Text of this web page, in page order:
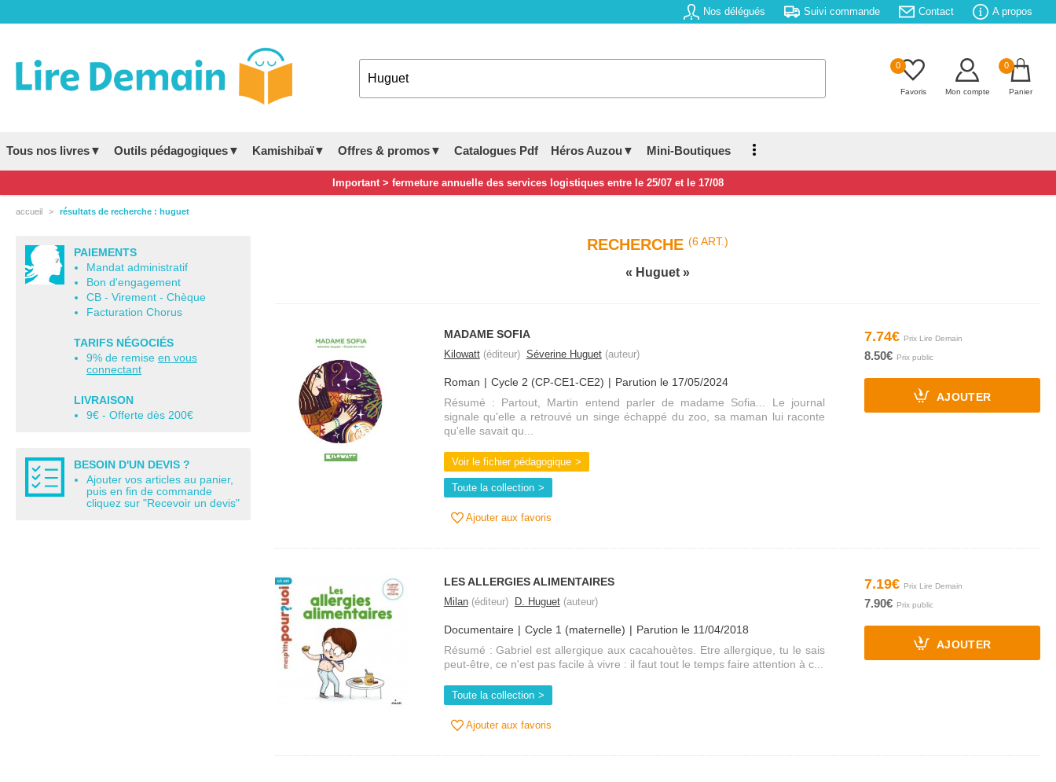
Nos délégués Suivi commande Contact A propos
0
Favoris Mon compte
0
Panier
Tous nos livres▼ Outils pédagogiques▼ Kamishibaï▼ Offres & promos▼ Catalogues Pdf Héros Auzou▼ Mini-Boutiques
Important > fermeture annuelle des services logistiques entre le 25/07 et le 17/08
accueil résultats de recherche : huguet
PAIEMENTS
Mandat administratif
Bon d'engagement
CB - Virement - Chèque
Facturation Chorus
TARIFS NÉGOCIÉS
9% de remise en vous
connectant
LIVRAISON
9€ - Offerte dès 200€
BESOIN D'UN DEVIS ?
Ajouter vos articles au panier,
puis en fin de commande
cliquez sur "Recevoir un devis"
RECHERCHE (6 ART.)
Huguet
MADAME SOFIA
Kilowatt(éditeur) Séverine Huguet(auteur)
Roman Cycle 2 (CP-CE1-CE2)
Parution le 17/05/2024
Résumé : Partout, Martin entend parler de madame Sofia... Le journal
signale qu'elle a retrouvé un singe échappé du zoo, sa maman lui raconte
qu'elle savait qu...
Voir le fichier pédagogique
Toute la collection
Ajouter aux favoris
7.74€
8.50€
AJOUTER
LES ALLERGIES ALIMENTAIRES
Milan(éditeur) D. Huguet(auteur)
Documentaire Cycle 1 (maternelle)
Parution le 11/04/2018
Résumé : Gabriel est allergique aux cacahouètes. Etre allergique, tu le sais
peut-être, ce n'est pas facile à vivre : il faut tout le temps faire attention à c...
Toute la collection
Ajouter aux favoris
7.19€
7.90€
AJOUTER